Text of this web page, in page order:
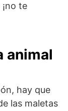
¡no te
animal
hay que
las maletas